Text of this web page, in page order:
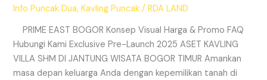
Info Puncak Dua,Kavling Puncak /RDA LAND
PRIME EAST BOGOR Konsep Visual Harga & Promo FAQ
Hubungi Kami Exclusive Pre-Launch 2025 ASET KAVLING
VILLA SHM DI JANTUNG WISATA BOGOR TIMUR Amankan
masa depan keluarga Anda dengan kepemilikan tanah di